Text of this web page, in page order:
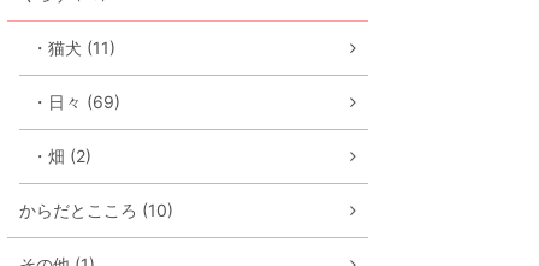
・猫犬 (11)
・日々 (69)
・畑 (2)
からだとこころ (10)